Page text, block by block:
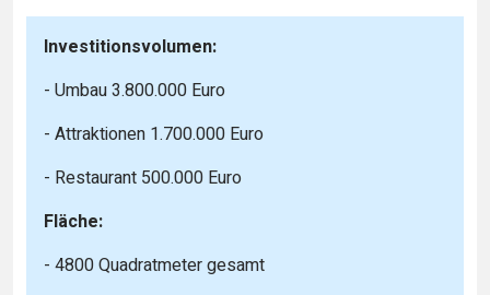
Investitionsvolumen:
- Umbau 3.800.000 Euro
- Attraktionen 1.700.000 Euro
- Restaurant 500.000 Euro
Fläche:
- 4800 Quadratmeter gesamt